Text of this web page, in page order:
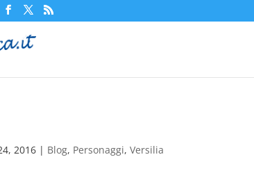
2016 | Blog, Personaggi,Versilia